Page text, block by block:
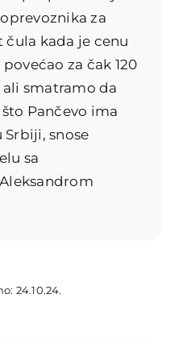
za
čula kada je cenu
za čak 120
smatramo da
Pančevo ima
snose
sa
24.10.24.